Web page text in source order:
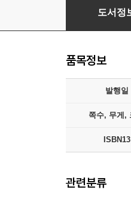
도서정
품목정보
발행일
쪽수, 무게,
ISBN13
관련분류